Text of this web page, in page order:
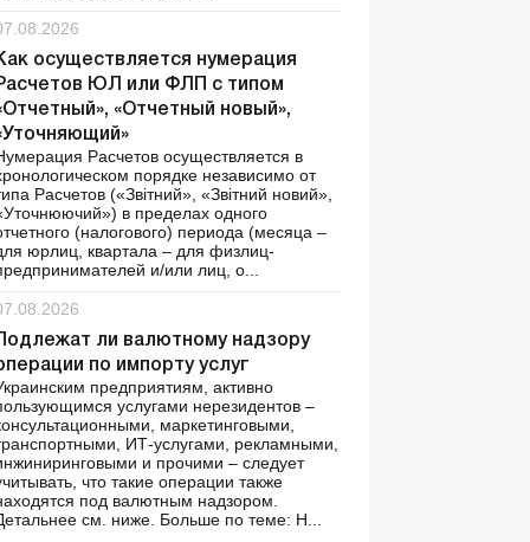
осуществляется нумерация
ЮЛ или ФЛП с типом
«Отчетный новый»,
Расчетов осуществляется в
порядке независимо от
Расчетов («Звітний», «Звітний новий»,
в пределах одного
(налогового) периода (месяца –
юрлиц, квартала – для физлиц-
и/или лиц, о...
Подлежат ли валютному надзору
по импорту услуг
предприятиям, активно
услугами нерезидентов –
маркетинговыми,
ИТ-услугами, рекламными,
и прочими – следует
что такие операции также
под валютным надзором.
см. ниже. Больше по теме: Н...